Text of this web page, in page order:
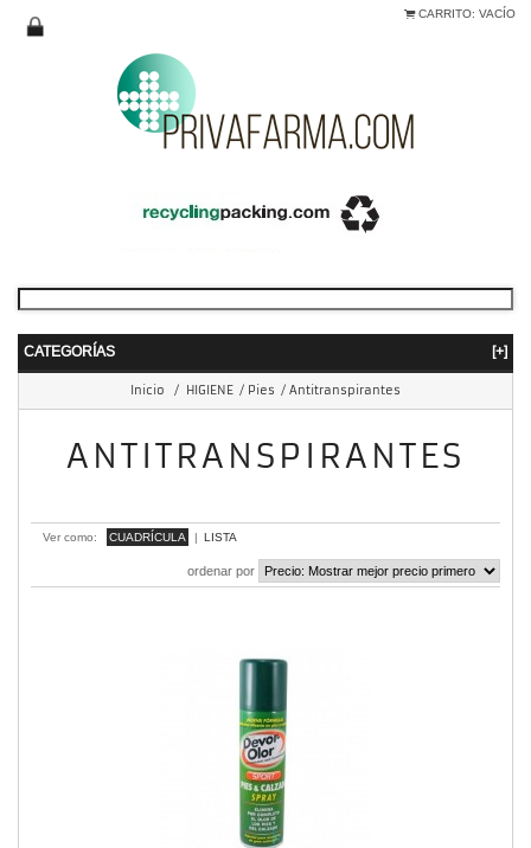
CARRITO: VACÍO
CATEGORÍAS [+]
Inicio / HIGIENE / Pies / Antitranspirantes
ANTITRANSPIRANTES
Ver como: CUADRÍCULA | LISTA
ordenar por